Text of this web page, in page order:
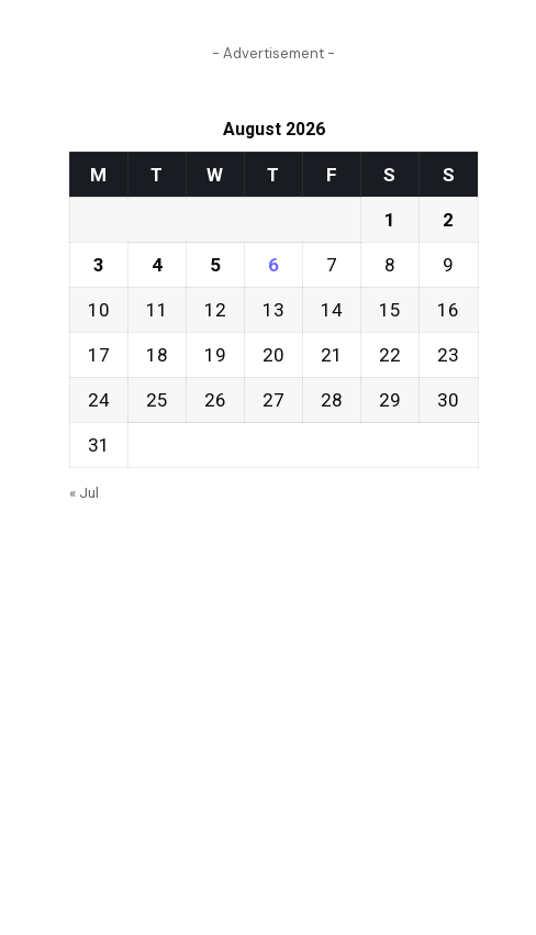
- Advertisement -
August 2026
M T W T F S S
1 2
3 4 5 6 7 8 9
10 11 12 13 14 15 16
17 18 19 20 21 22 23
24 25 26 27 28 29 30
31
« Jul